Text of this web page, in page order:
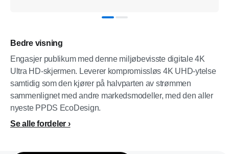
Bedre visning
Engasjer publikum med denne miljøbevisste digitale 4K
Ultra HD-skjermen. Leverer kompromissløs 4K UHD-ytelse
samtidig som den kjører på halvparten av strømmen
sammenlignet med andre markedsmodeller, med den aller
nyeste PPDS EcoDesign.
Se alle fordeler